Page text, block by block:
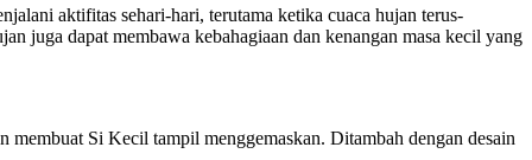
aktifitas sehari-hari, terutama ketika cuaca hujan terus-
juga dapat membawa kebahagiaan dan kenangan masa kecil yang
membuat Si Kecil tampil menggemaskan. Ditambah dengan desain